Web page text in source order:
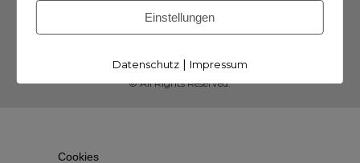
© All Rights Reserved.
Cookies
Einstellungen
Datenschutz| Impressum